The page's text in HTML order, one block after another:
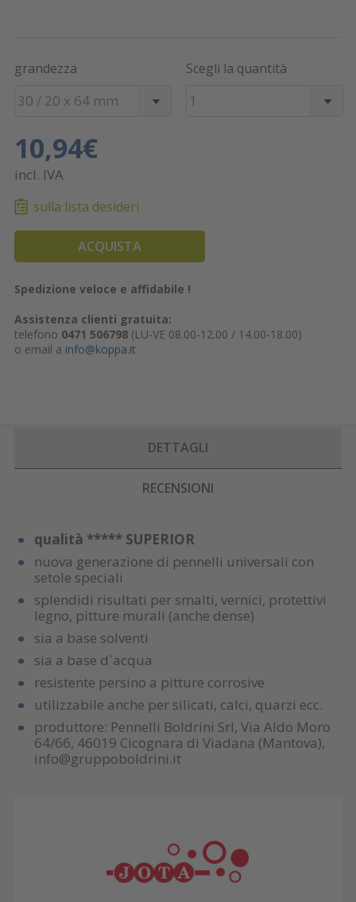
grandezza
30 / 20 x 64 mm
Scegli la quantità
1
10,94€
incl. IVA
sulla lista desideri
ACQUISTA
Spedizione veloce e affidabile !
Assistenza clienti gratuita:
telefono 0471 506798(LU-VE 08.00-12.00 / 14.00-18.00)
o email a info@koppa.it
DETTAGLI
RECENSIONI
qualità ***** SUPERIOR
nuova generazione di pennelli universali con
setole speciali
splendidi risultati per smalti, vernici, protettivi
legno, pitture murali (anche dense)
sia a base solventi
sia a base d`acqua
resistente persino a pitture corrosive
utilizzabile anche per silicati, calci, quarzi ecc.
produttore: Pennelli Boldrini Srl, Via Aldo Moro
64/66, 46019 Cicognara di Viadana (Mantova),
info@gruppoboldrini.it